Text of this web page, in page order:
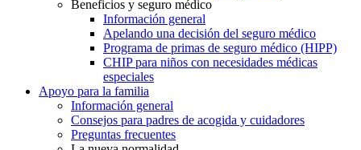
Beneficios y seguro médico
Información general
Apelando una decisión del seguro médico
Programa de primas de seguro médico (HIPP)
CHIP para niños con necesidades médicas
especiales
Apoyo para la familia
Información general
Consejos para padres de acogida y cuidadores
Preguntas frecuentes